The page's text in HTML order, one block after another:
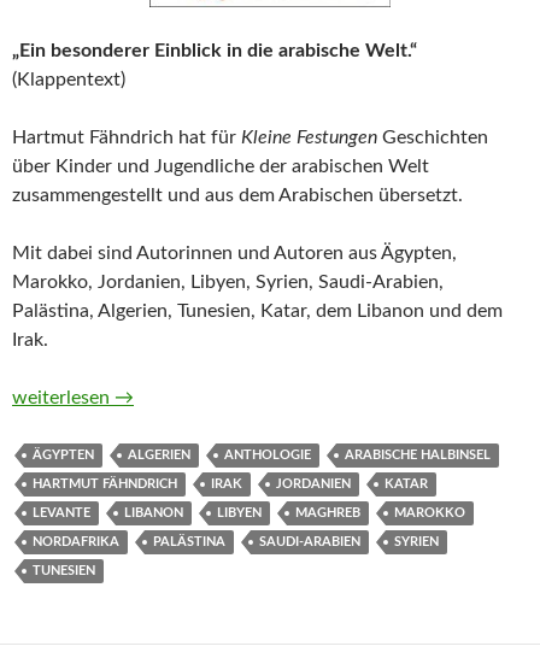
„Ein besonderer Einblick in die arabische Welt.“
(Klappentext)
Hartmut Fähndrich hat für Kleine Festungen Geschichten
über Kinder und Jugendliche der arabischen Welt
zusammengestellt und aus dem Arabischen übersetzt.
Mit dabei sind Autorinnen und Autoren aus Ägypten,
Marokko, Jordanien, Libyen, Syrien, Saudi-Arabien,
Palästina, Algerien, Tunesien, Katar, dem Libanon und dem
Irak.
Kleine Festungen. Geschichten über arabische Kinder und
weiterlesen →
ÄGYPTEN ALGERIEN ANTHOLOGIE ARABISCHE HALBINSEL
HARTMUT FÄHNDRICH IRAK JORDANIEN KATAR
LEVANTE LIBANON LIBYEN MAGHREB MAROKKO
NORDAFRIKA PALÄSTINA SAUDI-ARABIEN SYRIEN
TUNESIEN